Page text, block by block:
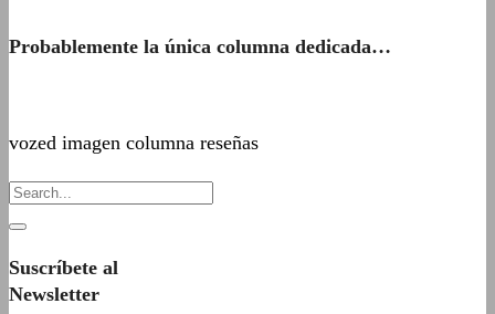
Probablemente la única columna dedicada…
vozed imagen columna reseñas
Suscríbete al
Newsletter